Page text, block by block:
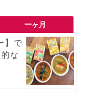
一ヶ月
】で
な